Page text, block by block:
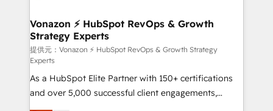
➤ L’intégration de CRM et de méthodologie RevOps
pour aligner les équipes marketing, commerciales et
support client (data migration, synchronisation API,
audit et maintenance) ➤ La création de sites internet
de conversion qui transforment les visiteurs en
opportunités d'affaires ➤ La mise en place de
stratégies d'acquisition marketing (SEO, SEA,
Vonazon ⚡ HubSpot RevOps & Growth
Strategy Experts
提供元：Vonazon ⚡ HubSpot RevOps & Growth Strategy
Experts
As a HubSpot Elite Partner with 150+ certifications
and over 5,000 successful client engagements,
Vonazon turns marketing complexity into